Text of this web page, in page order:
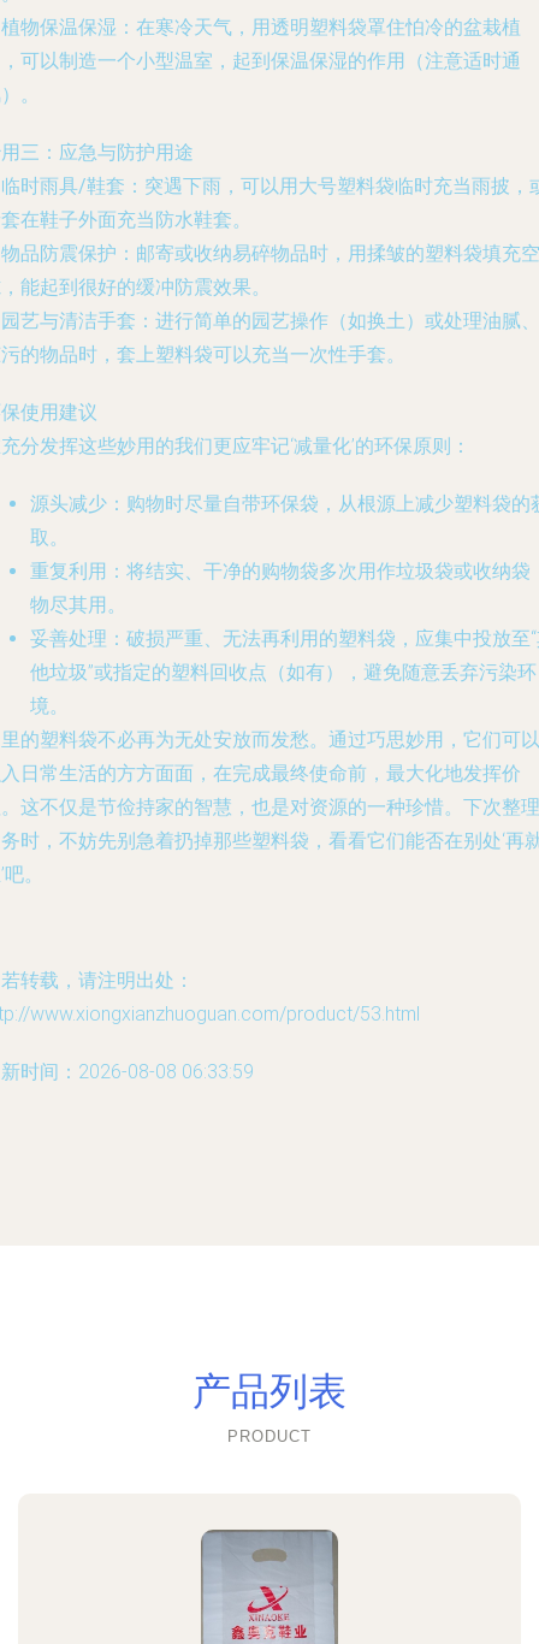
植物保温保湿 ：在寒冷天气，用透明塑料袋罩住怕冷的盆栽植
可以制造一个小型温室，起到保温保湿的作用（注意适时通
。
三：应急与防护用途
临时雨具/鞋套 ：突遇下雨，可以用大号塑料袋临时充当雨披，
在鞋子外面充当防水鞋套。
物品防震保护 ：邮寄或收纳易碎物品时，用揉皱的塑料袋填充空
能起到很好的缓冲防震效果。
园艺与清洁手套 ：进行简单的园艺操作（如换土）或处理油腻、
的物品时，套上塑料袋可以充当一次性手套。
使用建议
分发挥这些妙用的我们更应牢记‘减量化’的环保原则：
源头减少 ：购物时尽量自带环保袋，从根源上减少塑料袋的
取。
重复利用 ：将结实、干净的购物袋多次用作垃圾袋或收纳袋
物尽其用。
妥善处理 ：破损严重、无法再利用的塑料袋，应集中投放至
他垃圾”或指定的塑料回收点（如有），避免随意丢弃污染环
境。
的塑料袋不必再为无处安放而发愁。通过巧思妙用，它们可以
日常生活的方方面面，在完成最终使命前，最大化地发挥价
这不仅是节俭持家的智慧，也是对资源的一种珍惜。下次整理
时，不妨先别急着扔掉那些塑料袋，看看它们能否在别处‘再
。
转载，请注明出处：
www.xiongxianzhuoguan.com/product/53.html
时间：2026-08-08 06:33:59
产品列表
PRODUCT